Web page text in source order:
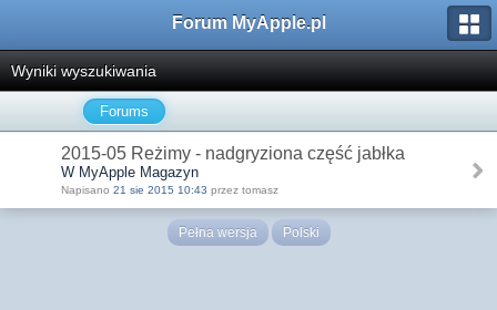
Forum MyApple.pl
Wyniki wyszukiwania
Forums
2015-05 Reżimy - nadgryziona część jabłka
W MyApple Magazyn
Napisano 21 sie 2015 10:43 przez tomasz
Pełna wersja Polski